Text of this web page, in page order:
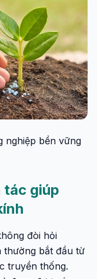
nghiệp bền vững
tác giúp
đòi hỏi
thường bắt đầu từ
truyền thống.